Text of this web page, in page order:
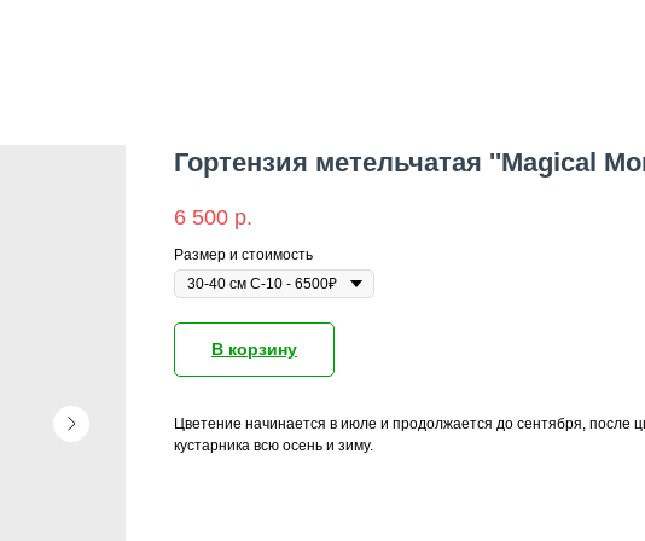
Гортензия метельчатая ''Magical
6 500 р.
Размер и стоимость
В корзину
Цветение начинается в июле и продолжается до сентября, после
кустарника всю осень и зиму.